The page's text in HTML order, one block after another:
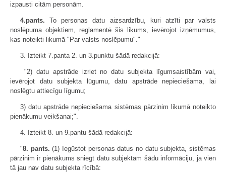
izpausti citām personām.
4.pants.To personas datu aizsardzību, kuri atzīti par valsts
noslēpuma objektiem, reglamentē šis likums, ievērojot izņēmumus,
kas noteikti likumā "Par valsts noslēpumu"."
3. Izteikt 7.panta 2. un 3.punktu šādā redakcijā:
"2) datu apstrāde izriet no datu subjekta līgumsaistībām vai,
ievērojot datu subjekta lūgumu, datu apstrāde nepieciešama, lai
noslēgtu attiecīgu līgumu;
3) datu apstrāde nepieciešama sistēmas pārzinim likumā noteikto
pienākumu veikšanai;".
4. Izteikt 8. un 9.pantu šādā redakcijā:
"8. pants. (1) Iegūstot personas datus no datu subjekta, sistēmas
pārzinim ir pienākums sniegt datu subjektam šādu informāciju, ja vien
tā jau nav datu subjekta rīcībā: